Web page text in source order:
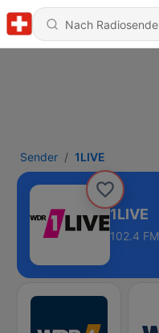
Sender 1LIVE
1LIVE
102.4 FM